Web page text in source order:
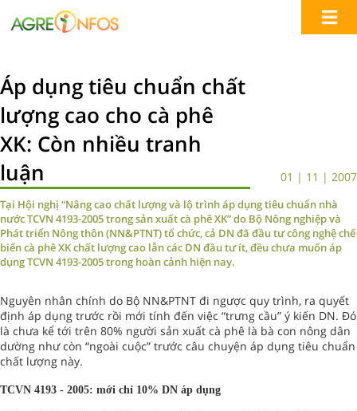
Áp dụng tiêu chuẩn chất
lượng cao cho cà phê
XK: Còn nhiều tranh
luận
01 | 11 | 2007
Tại Hội nghị “Nâng cao chất lượng và lộ trình áp dụng tiêu chuẩn nhà
nước TCVN 4193-2005 trong sản xuất cà phê XK” do Bộ Nông nghiệp và
Phát triển Nông thôn (NN&PTNT) tổ chức, cả DN đã đầu tư công nghệ chế
biến cà phê XK chất lượng cao lẫn các DN đầu tư ít, đều chưa muốn áp
dụng TCVN 4193-2005 trong hoàn cảnh hiện nay.
Nguyên nhân chính do Bộ NN&PTNT đi ngược quy trình, ra quyết
định áp dụng trước rồi mới tính đến việc “trưng cầu” ý kiến DN. Đó
là chưa kể tới trên 80% người sản xuất cà phê là bà con nông dân
dường như còn “ngoài cuộc” trước câu chuyện áp dụng tiêu chuẩn
chất lượng này.
TCVN 4193 - 2005: mới chỉ 10% DN áp dụng